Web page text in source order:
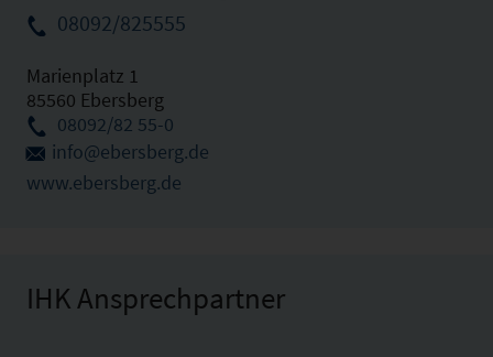
08092/825555
Marienplatz 1
85560 Ebersberg
08092/82 55-0
info@ebersberg.de
www.ebersberg.de
IHK Ansprechpartner